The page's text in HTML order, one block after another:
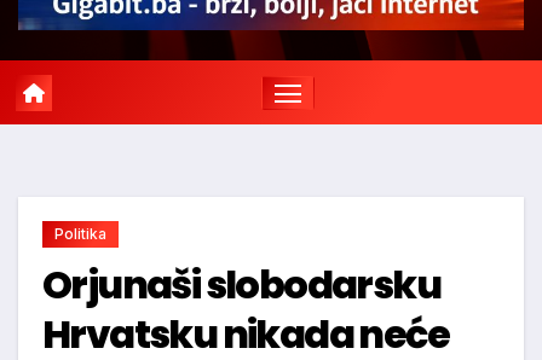
Politika
Orjunaši slobodarsku
Hrvatsku nikada neće